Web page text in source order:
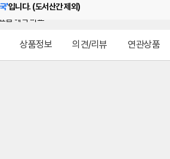
'입니다. (도서산간 제외)
상품정보 의견/리뷰 연관상품